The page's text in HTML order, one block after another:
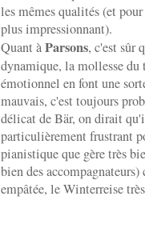
les mêmes qualités (et
plus impressionnant).
Quant àParsons, c'est sûr
dynamique, la mollesse du
émotionnel en font une
mauvais, c'est toujours
délicat de Bär, on dirait
particulièrement frustrant
pianistique que gère très
bien des
empâtée, le Winterreise